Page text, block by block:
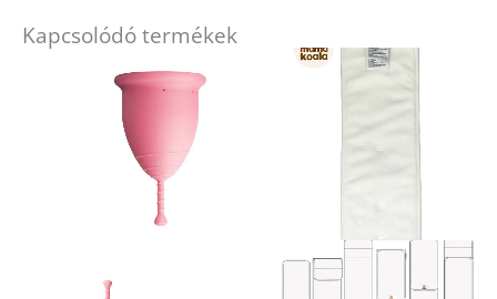
Kapcsolódó termékek
termékoldalon